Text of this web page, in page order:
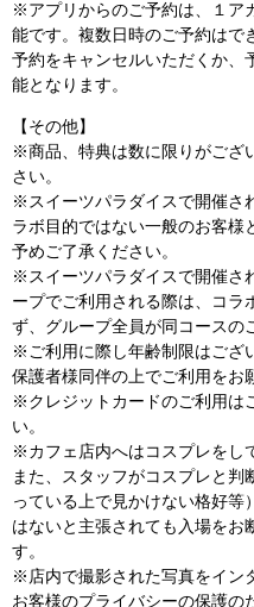
※アプリからのご予約は、１ア
能です。複数日時のご予約はで
予約をキャンセルいただくか、
能となります。
【その他】
※商品、特典は数に限りがござ
さい。
※スイーツパラダイスで開催さ
ラボ目的ではない一般のお客様
予めご了承ください。
※スイーツパラダイスで開催さ
ープでご利用される際は、コラ
ず、グループ全員が同コースの
※ご利用に際し年齢制限はござ
保護者様同伴の上でご利用をお
※クレジットカードのご利用は
い。
※カフェ店内へはコスプレをし
また、スタッフがコスプレと判
っている上で見かけない格好
はないと主張されても入場をお
す。
※店内で撮影された写真をイン
お客様のプライバシーの保護の